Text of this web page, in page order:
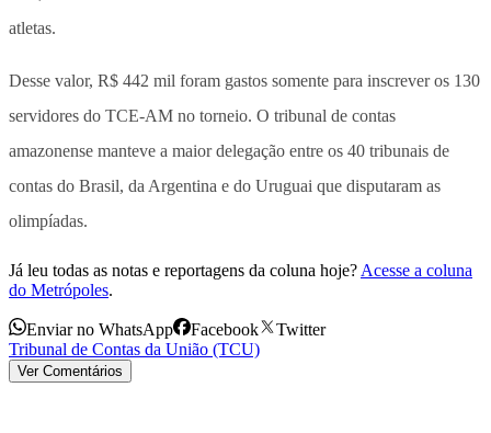
atletas.
Desse valor, R$ 442 mil foram gastos somente para inscrever os 130
servidores do TCE-AM no torneio. O tribunal de contas
amazonense manteve a maior delegação entre os 40 tribunais de
contas do Brasil, da Argentina e do Uruguai que disputaram as
olimpíadas.
Já leu todas as notas e reportagens da coluna hoje? Acesse a coluna
do Metrópoles.
Enviar no WhatsApp Facebook
Twitter
Tribunal de Contas da União (TCU)
Ver Comentários